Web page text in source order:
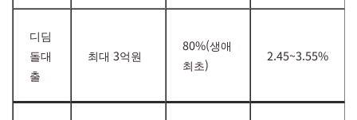
디딤
돌대
출
최대 3억원
80%(생애
최초)
2.45~3.55%